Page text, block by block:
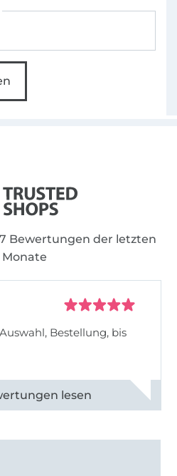
Bewertungen der letzten
Monate
Bestellung, bis
ansehen